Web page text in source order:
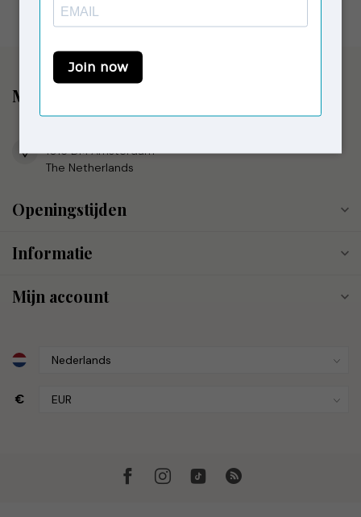
Muze the Store
1016 DM Amsterdam
The Netherlands
Openingstijden
Informatie
Mijn account
€